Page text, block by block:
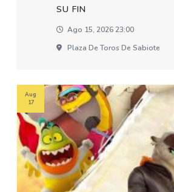
SU FIN
Ago 15, 2026 23:00
Plaza De Toros De Sabiote
Aug
17